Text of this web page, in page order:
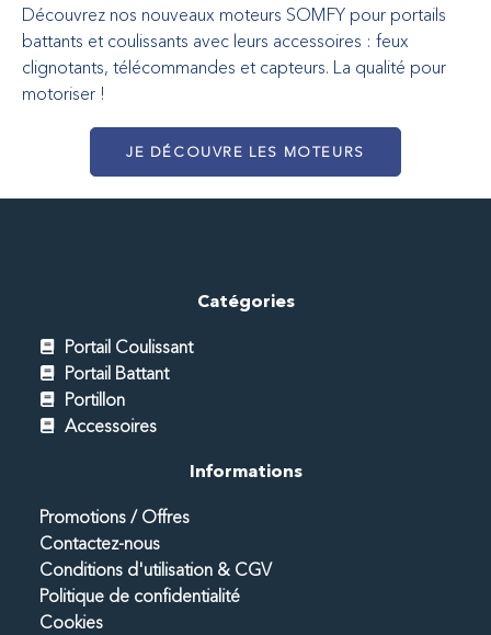
Découvrez nos nouveaux moteurs SOMFY pour portails
battants et coulissants avec leurs accessoires : feux
clignotants, télécommandes et capteurs. La qualité pour
motoriser !
JE DÉCOUVRE LES MOTEURS
Catégories
Portail Coulissant
Portail Battant
Portillon
Accessoires
Informations
Promotions / Offres
Contactez-nous
Conditions d'utilisation & CGV
Politique de confidentialité
Cookies